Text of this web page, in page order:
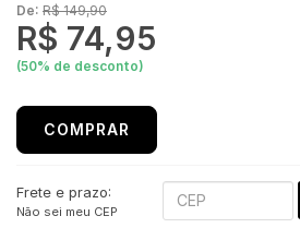
De: R$ 149,90
R$ 74,95
(50% de desconto)
COMPRAR
Frete e prazo:
Não sei meu CEP